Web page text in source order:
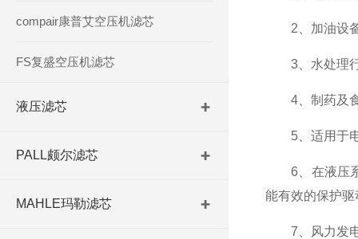
compair康普艾空压机滤芯
FS复盛空压机滤芯
液压滤芯
PALL颇尔滤芯
MAHLE玛勒滤芯
2、加油设备
3、水处理行
4、制药及食
5、适用于电
6、在液压系
能有效的保护
7、风力发电